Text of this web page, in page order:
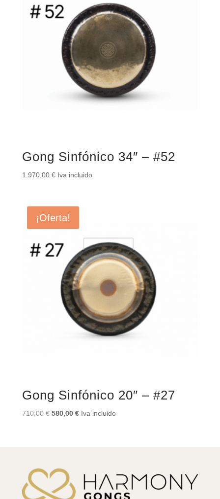
Gong Sinfónico 34″ – #52
1.970,00 € Iva incluido
¡Oferta!
Gong Sinfónico 20″ – #27
710,00€ El
580,00 €ElIva incluido